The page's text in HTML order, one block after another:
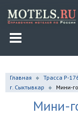
Главная Трасса Р-
г. Сыктывкар
Мини-
Мини-